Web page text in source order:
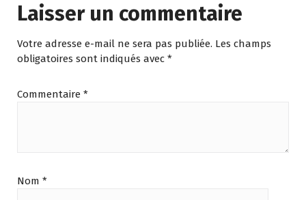
Laisser un commentaire
Votre adresse e-mail ne sera pas publiée. Les champs
obligatoires sont indiqués avec *
Commentaire *
Nom *